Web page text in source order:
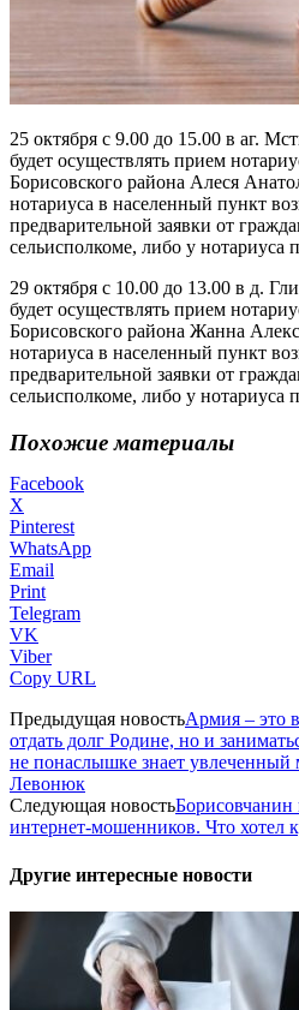
25 октября с 9.00 до 15.00 в аг.
будет осуществлять прием
Борисовского района Алеся
нотариуса в населенный пункт
предварительной заявки от
сельисполкоме, либо у нотариуса
29 октября с 10.00 до 13.00 в д.
будет осуществлять прием
Борисовского района Жанна
нотариуса в населенный пункт
предварительной заявки от
сельисполкоме, либо у нотариуса
Похожие материалы
Facebook
X
Pinterest
WhatsApp
Email
Print
Telegram
VK
Viber
Copy URL
Предыдущая новостьАрмия – это
отдать долг Родине, но и
не понаслышке знает
Левонюк
Следующая новостьБорисовчанин
интернет-мошенников. Что хотел
Другие интересные новости